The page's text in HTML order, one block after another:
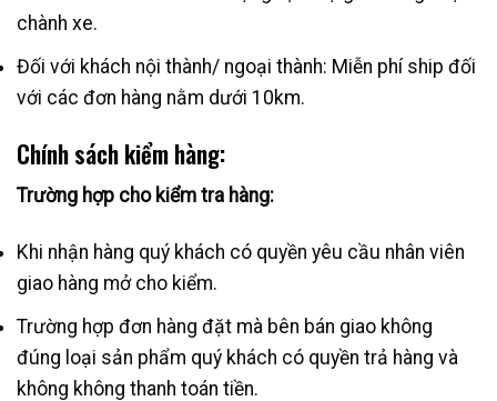
chành xe.
Đối với khách nội thành/ ngoại thành: Miễn phí ship đối
với các đơn hàng nằm dưới 10km.
Chính sách kiểm hàng:
Trường hợp cho kiểm tra hàng:
Khi nhận hàng quý khách có quyền yêu cầu nhân viên
giao hàng mở cho kiểm.
Trường hợp đơn hàng đặt mà bên bán giao không
đúng loại sản phẩm quý khách có quyền trả hàng và
không không thanh toán tiền.